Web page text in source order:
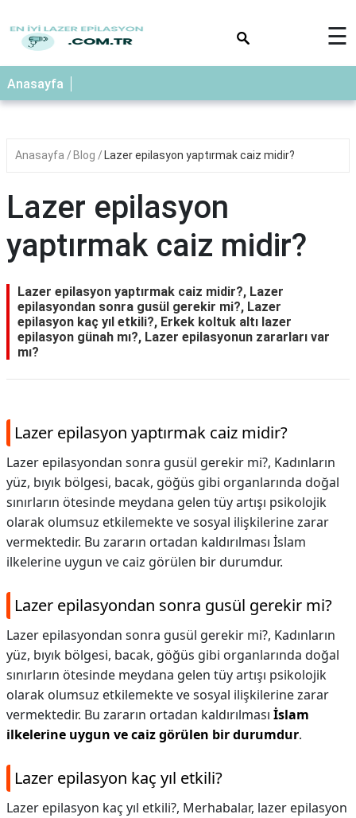
☰
Anasayfa
Anasayfa Blog Lazer epilasyon yaptırmak caiz midir?
Lazer epilasyon
yaptırmak caiz midir?
Lazer epilasyon yaptırmak caiz midir?, Lazer
epilasyondan sonra gusül gerekir mi?, Lazer
epilasyon kaç yıl etkili?, Erkek koltuk altı lazer
epilasyon günah mı?, Lazer epilasyonun zararları var
mı?
Lazer epilasyon yaptırmak caiz midir?
Lazer epilasyondan sonra gusül gerekir mi?, Kadınların
yüz, bıyık bölgesi, bacak, göğüs gibi organlarında doğal
sınırların ötesinde meydana gelen tüy artışı psikolojik
olarak olumsuz etkilemekte ve sosyal ilişkilerine zarar
vermektedir. Bu zararın ortadan kaldırılması İslam
ilkelerine uygun ve caiz görülen bir durumdur.
Lazer epilasyondan sonra gusül gerekir mi?
Lazer epilasyondan sonra gusül gerekir mi?, Kadınların
yüz, bıyık bölgesi, bacak, göğüs gibi organlarında doğal
sınırların ötesinde meydana gelen tüy artışı psikolojik
olarak olumsuz etkilemekte ve sosyal ilişkilerine zarar
vermektedir. Bu zararın ortadan kaldırılması İslam
ilkelerine uygun ve caiz görülen bir durumdur.
Lazer epilasyon kaç yıl etkili?
Lazer epilasyon kaç yıl etkili?, Merhabalar, lazer epilasyon